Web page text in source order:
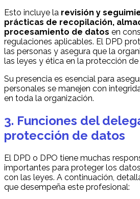
Esto incluye la revisión y
prácticas de recopilación,
procesamiento de datos en
regulaciones aplicables. El DPD
las personas y asegura que la
las leyes y ética en la protección
Su presencia es esencial para
personales se manejen con
en toda la organización.
3. Funciones del
protección de datos
El DPD o DPO tiene muchas
importantes para proteger los
con las leyes. A continuación,
que desempeña este profesional: